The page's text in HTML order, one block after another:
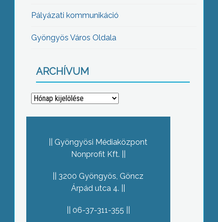
Pályázati kommunikáció
Gyöngyös Város Oldala
ARCHÍVUM
Archívum
Gyöngyösi Médiaközpont
Nonprofit Kft.
3200 Gyöngyös, Göncz
Árpád utca 4.
06-37-311-355